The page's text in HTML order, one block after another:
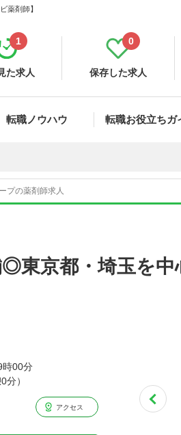
薬剤師】
た求人
1
保存した求人
0
転職ノウハウ 転職お役立ちガ
プの薬剤師求人
東京都・埼玉を中
時00分
）
アクセス